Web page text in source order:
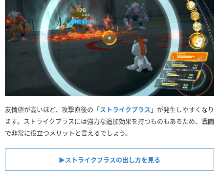
友情値が高いほど、攻撃直後の「ストライクプラス 」が発生しやすくなり
ます。ストライクプラスには強力な追加効果を持つものもあるため、戦闘
で非常に役立つメリットと言えるでしょう。
▶︎ストライクプラスの出し方を見る